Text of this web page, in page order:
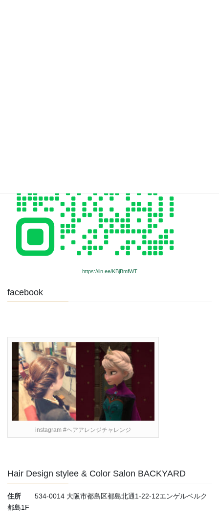
https://lin.ee/KBjBmfWT
facebook
instagram #ヘアアレンジチャレンジ
Hair Design stylee & Color Salon BACKYARD
住所 534-0014 大阪市都島区都島北通1-22-12エンゲルベルク
都島1F